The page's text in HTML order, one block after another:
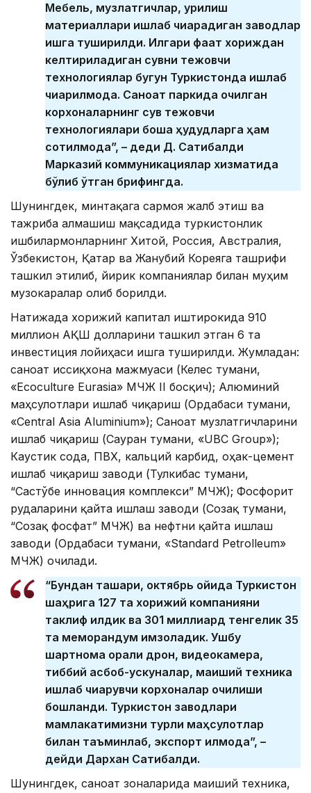
Мебель, музлатгичлар, қурилиш
материаллари ишлаб чиқарадиган заводлар
ишга туширилди. Илгари фақат хориждан
келтириладиган сувни тежовчи
технологиялар бугун Туркистонда ишлаб
чиқарилмоқда. Саноат паркида очилган
корхоналарнинг сув тежовчи
технологиялари бошқа ҳудудларга ҳам
сотилмоқда”, – деди Д. Сатибалди
Марказий коммуникациялар хизматида
бўлиб ўтган брифингда.
Шунингдек, минтақага сармоя жалб этиш ва
тажриба алмашиш мақсадида туркистонлик
ишбилармонларнинг Хитой, Россия, Австралия,
Ўзбекистон, Қатар ва Жанубий Кореяга ташрифи
ташкил этилиб, йирик компаниялар билан муҳим
музокаралар олиб борилди.
Натижада хорижий капитал иштирокида 910
миллион АҚШ долларини ташкил этган 6 та
инвестиция лойиҳаси ишга туширилди. Жумладан:
саноат иссиқхона мажмуаси (Келес тумани,
«Ecoculture Eurasia» МЧЖ II босқич); Алюминий
маҳсулотлари ишлаб чиқариш (Ордабаси тумани,
«Central Asia Aluminium»); Саноат музлатгичларини
ишлаб чиқариш (Сауран тумани, «UBC Group»);
Каустик сода, ПВХ, кальций карбид, оҳак-цемент
ишлаб чиқариш заводи (Тулкибас тумани,
“Састўбе инновация комплекси” МЧЖ); Фосфорит
рудаларини қайта ишлаш заводи (Созақ тумани,
“Созақ фосфат” МЧЖ) ва нефтни қайта ишлаш
заводи (Ордабаси тумани, «Standard Petrolleum»
МЧЖ) очилади.
“Бундан ташқари, октябрь ойида Туркистон
шаҳрига 127 та хорижий компанияни
таклиф қилдик ва 301 миллиард тенгелик 35
та меморандум имзоладик. Ушбу
шартнома орқали дрон, видеокамера,
тиббий асбоб-ускуналар, маиший техника
ишлаб чиқарувчи корхоналар очилиши
бошланди. Туркистон заводлари
мамлакатимизни турли маҳсулотлар
билан таъминлаб, экспорт қилмоқда”, –
дейди Дархан Сатибалди.
Шунингдек, саноат зоналарида маиший техника,